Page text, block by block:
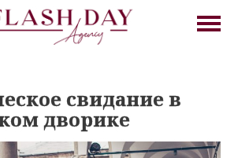
свидание в
дворике